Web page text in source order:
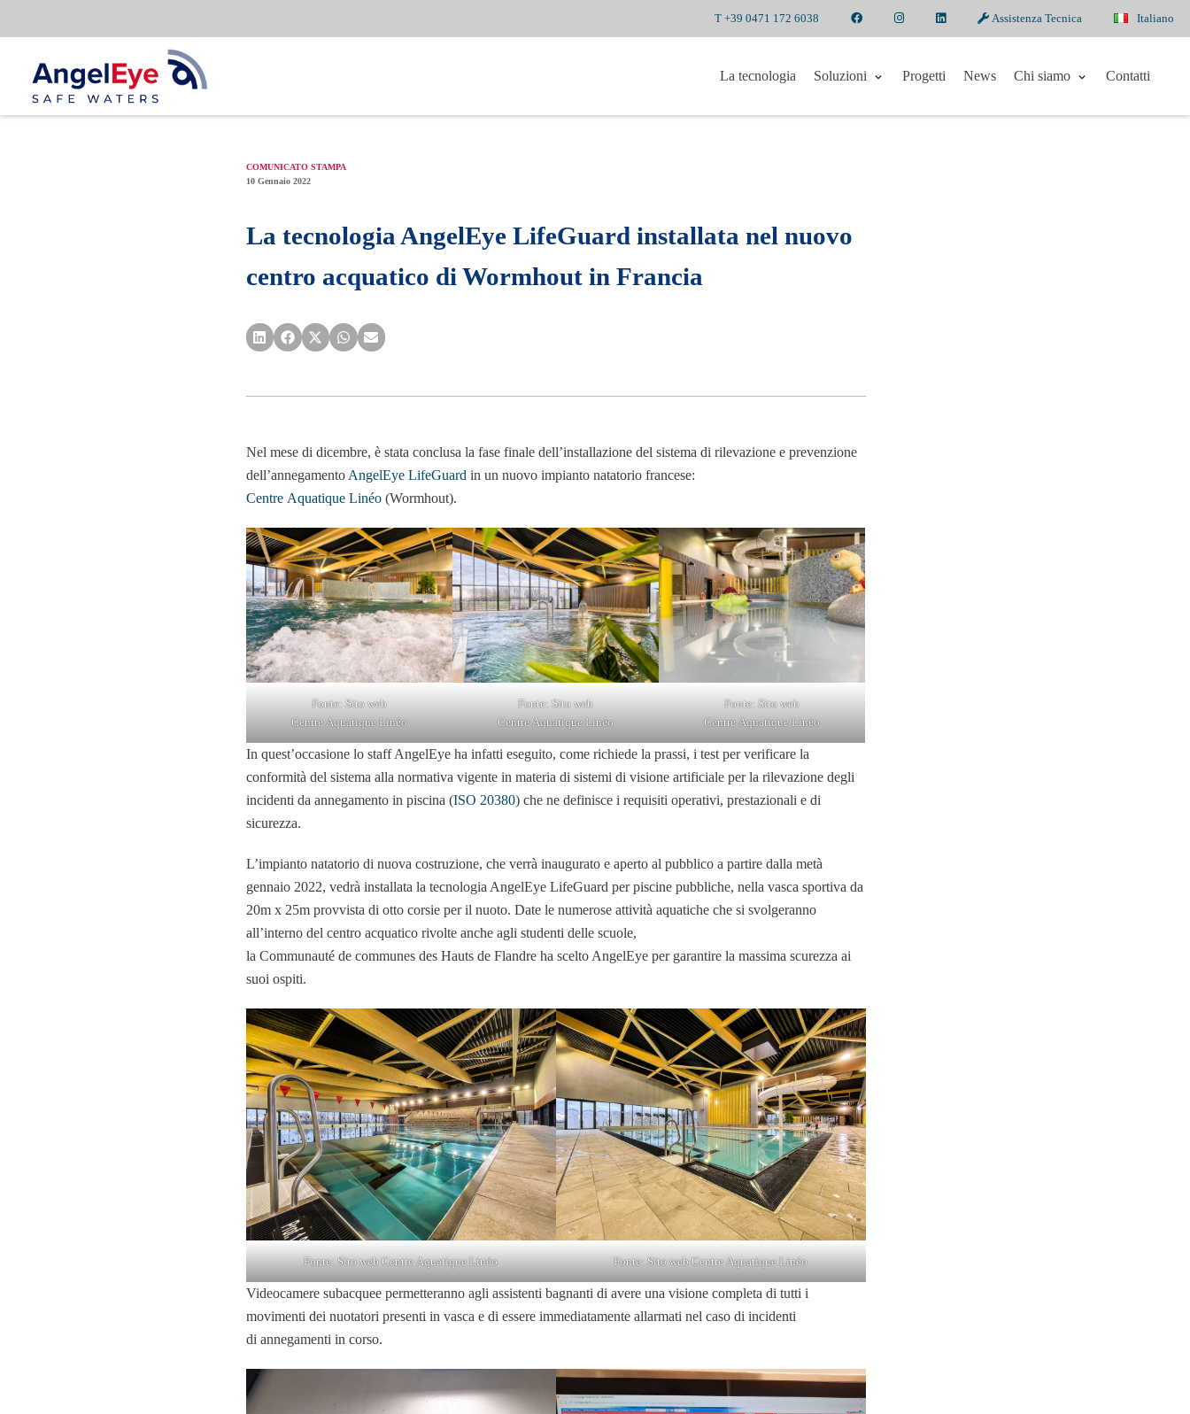
T +39 0471 172 6038 Assistenza Tecnica Italiano
contenuto
La tecnologia Soluzioni Progetti News Chi siamo Contatti
COMUNICATO STAMPA
10 Gennaio 2022
La tecnologia AngelEye LifeGuard installata nel nuovo
centro acquatico di Wormhout in Francia
Nel mese di dicembre, è stata conclusa la fase finale dell’installazione del sistema di rilevazione e prevenzione
dell’annegamento AngelEye LifeGuard in un nuovo impianto natatorio francese:
Centre Aquatique Linéo(Wormhout).
Fonte: Sito web
Centre Aquatique Linéo
Fonte: Sito web
Centre Aquatique Linéo
Fonte: Sito web
Centre Aquatique Linéo
In quest’occasione lo staff AngelEye ha infatti eseguito, come richiede la prassi, i test per verificare la
conformità del sistema alla normativa vigente in materia di sistemi di visione artificiale per la rilevazione degli
incidenti da annegamento in piscina (ISO 20380) che ne definisce i requisiti operativi, prestazionali e di
sicurezza.
L’impianto natatorio di nuova costruzione, che verrà inaugurato e aperto al pubblico a partire dalla metà
gennaio 2022, vedrà installata la tecnologia AngelEye LifeGuard per piscine pubbliche, nella vasca sportiva da
20m x 25m provvista di otto corsie per il nuoto. Date le numerose attività aquatiche che si svolgeranno
all’interno del centro acquatico rivolte anche agli studenti delle scuole,
la Communauté de communes des Hauts de Flandre ha scelto AngelEye per garantire la massima scurezza ai
suoi ospiti.
Fonte: Sito web Centre Aquatique Linéo Fonte: Sito web Centre Aquatique Linéo
Videocamere subacquee permetteranno agli assistenti bagnanti di avere una visione completa di tutti i
movimenti dei nuotatori presenti in vasca e di essere immediatamente allarmati nel caso di incidenti
di annegamenti in corso.